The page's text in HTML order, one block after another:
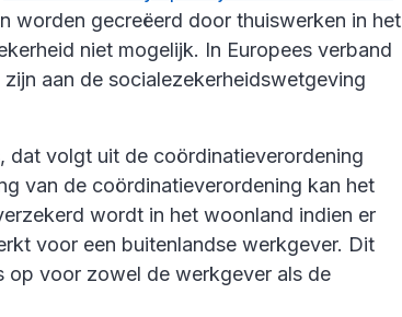
worden gecreëerd door thuiswerken in het
niet mogelijk. In Europees verband
aan de socialezekerheidswetgeving
dat volgt uit de coördinatieverordening
van de coördinatieverordening kan het
wordt in het woonland indien er
voor een buitenlandse werkgever. Dit
op voor zowel de werkgever als de